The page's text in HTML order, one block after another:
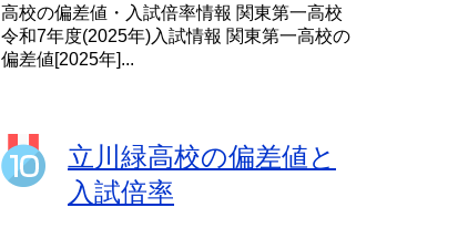
高校の偏差値・入試倍率情報 関東第一高校
令和7年度(2025年)入試情報 関東第一高校の
偏差値[2025年]...
立川緑高校の偏差値と
入試倍率